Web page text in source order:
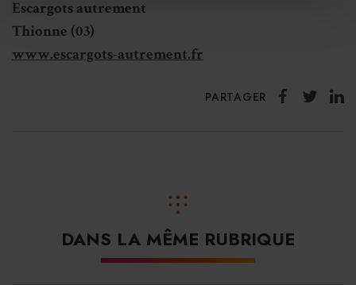
Escargots autrement
Thionne (03)
www.escargots-autrement.fr
PARTAGER
DANS LA MÊME RUBRIQUE